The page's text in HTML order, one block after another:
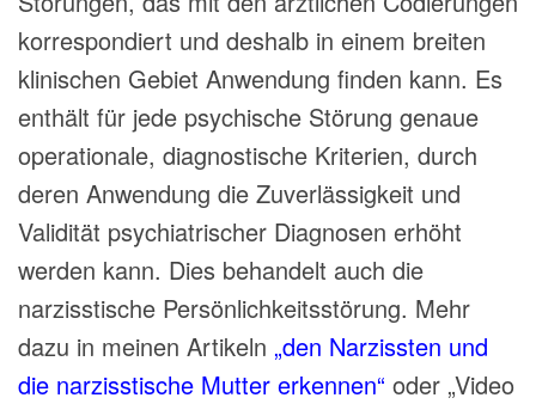
korrespondiert und deshalb in einem breiten
klinischen Gebiet Anwendung finden kann. Es
enthält für jede psychische Störung genaue
operationale, diagnostische Kriterien, durch
deren Anwendung die Zuverlässigkeit und
Validität psychiatrischer Diagnosen erhöht
werden kann. Dies behandelt auch die
narzisstische Persönlichkeitsstörung. Mehr
dazu in meinen Artikeln „den Narzissten und
die narzisstische Mutter erkennen“ oder „Video